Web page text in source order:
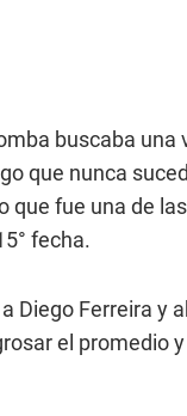
buscaba una
que nunca
que fue una de
fecha.
Diego Ferreira y
el promedio